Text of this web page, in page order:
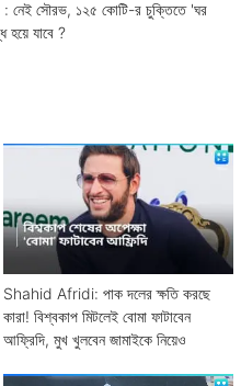
সৌরভ, ১২৫ কোটি-র চুক্তিতে 'ঘর
হয়ে যাবে ?
Shahid Afridi: পাক দলের ক্ষতি করছে
কারা! বিশ্বকাপ মিটলেই বোমা ফাটাবেন
আফ্রিদি, মুখ খুলবেন জামাইকে নিয়েও